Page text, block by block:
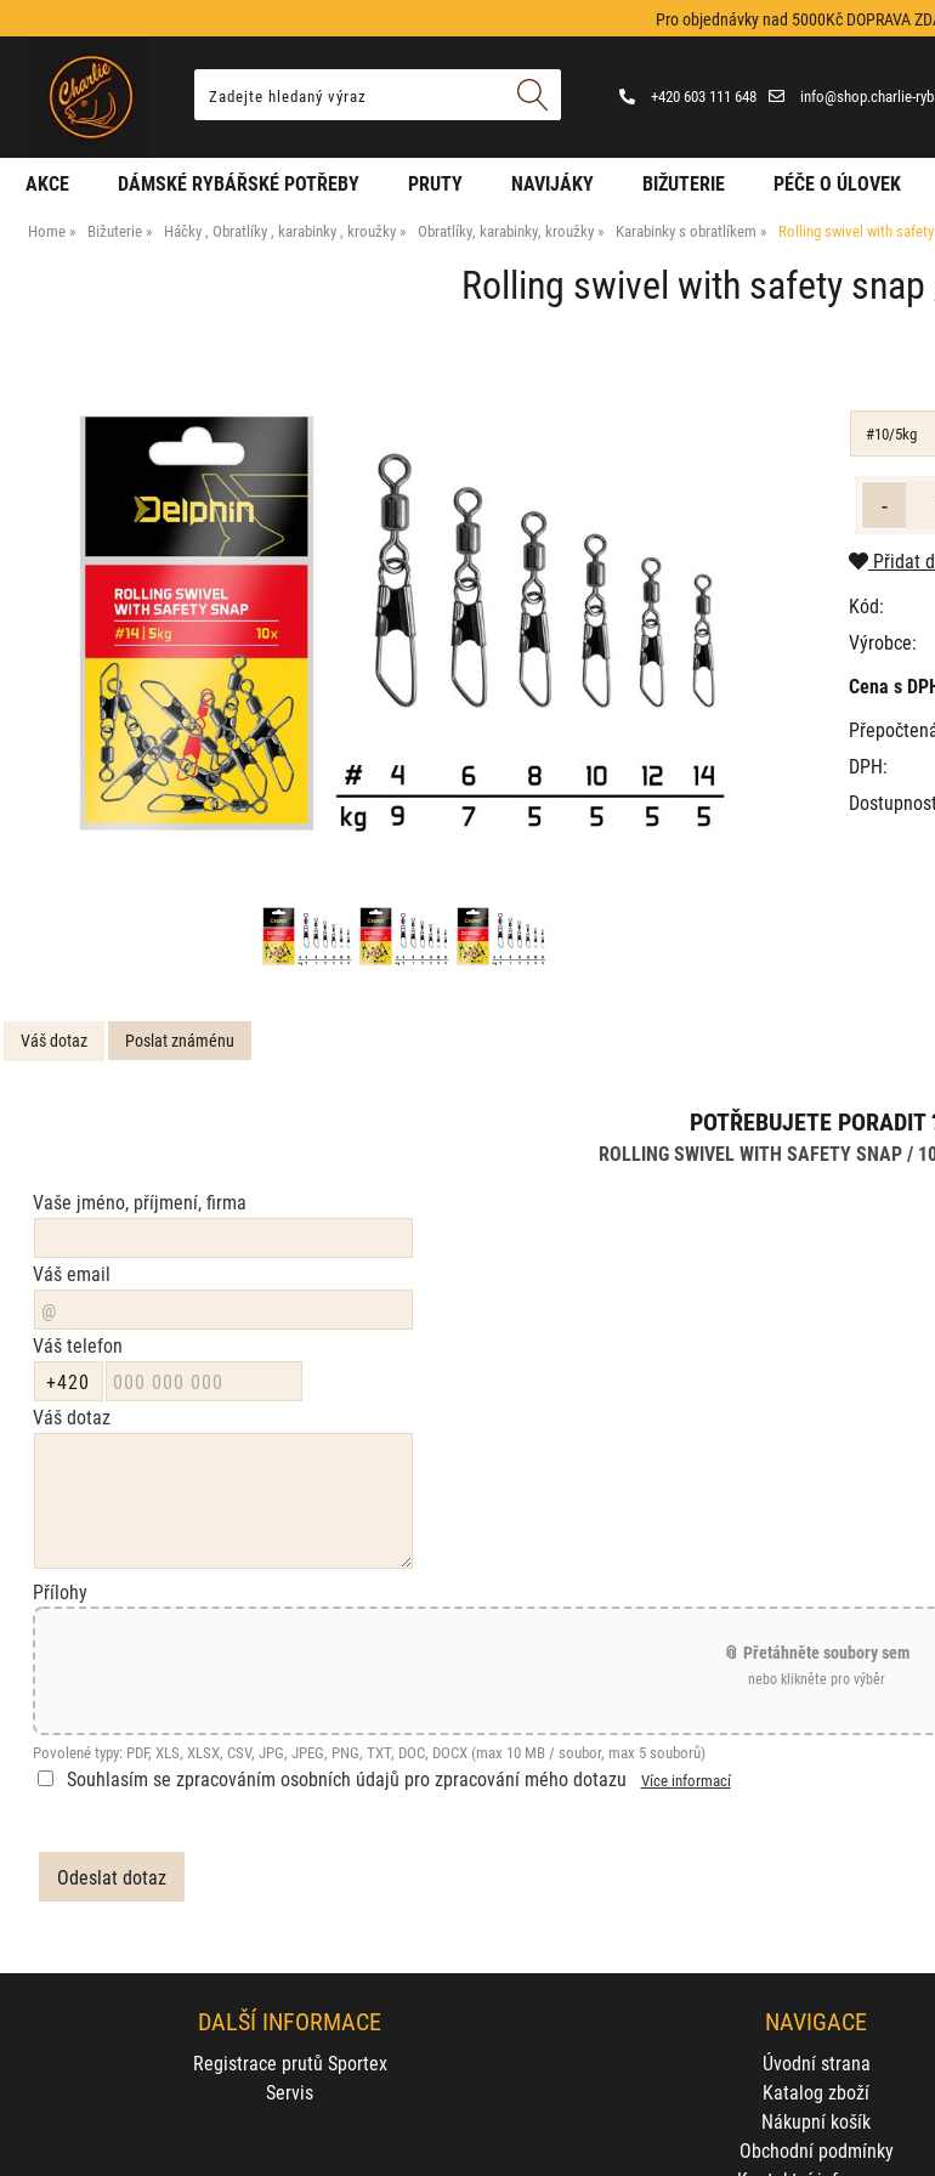
Pro objednávky nad 5000Kč DOPRAVA
+420 603 111 648 info@shop.charlie-
AKCE DÁMSKÉ RYBÁŘSKÉ POTŘEBY PRUTY NAVIJÁKY BIŽUTERIE PÉČE O ÚLOVEK
Home Bižuterie Háčky , Obratlíky , karabinky , kroužky Obratlíky, karabinky, kroužky Karabinky s obratlíkem Rolling swivel with
Rolling swivel with safety
Přidat
Kód:
Výrobce:
Cena s
DPH:
Váš dotaz Poslat známénu
POTŘEBUJETE PORADIT
ROLLING SWIVEL WITH SAFETY SNAP /
Vaše jméno, příjmení, firma
Váš email
Váš telefon
Váš dotaz
Přílohy
📎 Přetáhněte soubory sem
nebo klikněte pro výběr
Povolené typy: PDF, XLS, XLSX, CSV, JPG, JPEG, PNG, TXT, DOC, DOCX (max 10 MB / soubor, max 5 souborů)
Souhlasím se zpracováním osobních údajů pro zpracování mého dotazu Více informací
DALŠÍ INFORMACE
Registrace prutů Sportex
Servis
NAVIGACE
Úvodní strana
Katalog zboží
Nákupní košík
Obchodní podmínky